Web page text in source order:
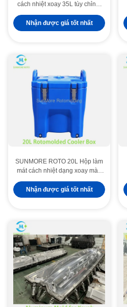
cách nhiệt xoay 35L tùy chỉnh,
Hộp đựng giữ nhiệt độ di động
có chốt đôi kín để câu cá ngoài
trời và bảo quản sản phẩm tươi
Nhận được giá tốt nhất
SUNMORE ROTO 20L Hộp làm
mát cách nhiệt dạng xoay màu
động trong mọi thời tiết cho các
hoạt động ngoài trời & Phục vụ
Nhận được giá tốt nhất